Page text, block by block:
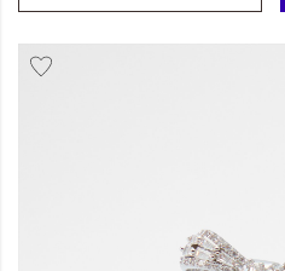
العمل